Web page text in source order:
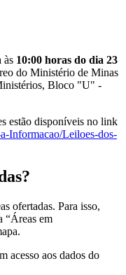
às 10:00 horas do dia 23
do Ministério de Minas
Bloco "U" -
estão disponíveis no link
Informacao/Leiloes-dos-
ofertadas. Para isso,
“Áreas em
acesso aos dados do